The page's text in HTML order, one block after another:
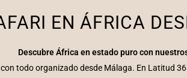
EN ÁFRICA
Descubre África en estado puro con
todo organizado desde Málaga. En Latitud